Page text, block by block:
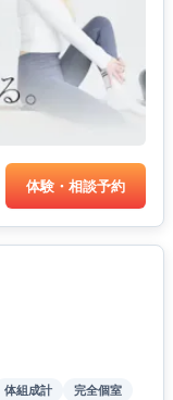
体験・相談予約
体組成計
完全個室